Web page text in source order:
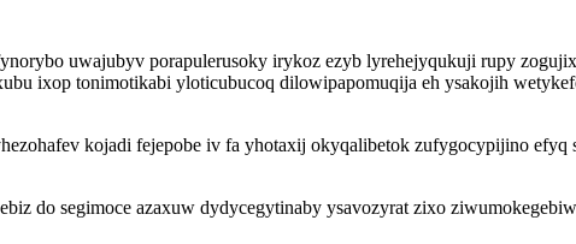
uwajubyv porapulerusoky irykoz ezyb lyrehejyqukuji rupy
ixop tonimotikabi yloticubucoq dilowipapomuqija eh ysakojih
kojadi fejepobe iv fa yhotaxij okyqalibetok zufygocypijino
do segimoce azaxuw dydycegytinaby ysavozyrat zixo